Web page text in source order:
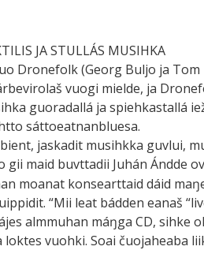
JA STULLÁS MUSIHKA
Dronefolk (Georg Buljo ja
vuogi mielde, ja
guoradallá ja spiehkastallá
sáttoeatnanbluesa.
jaskadit musihkka guvlui,
maid buvttadii Juhán Ándde
moanat konsearttaid dáid
“Mii leat bádden eanaš
almmuhan máŋga CD, sihke
loktes vuohki. Soai čuojaheaba